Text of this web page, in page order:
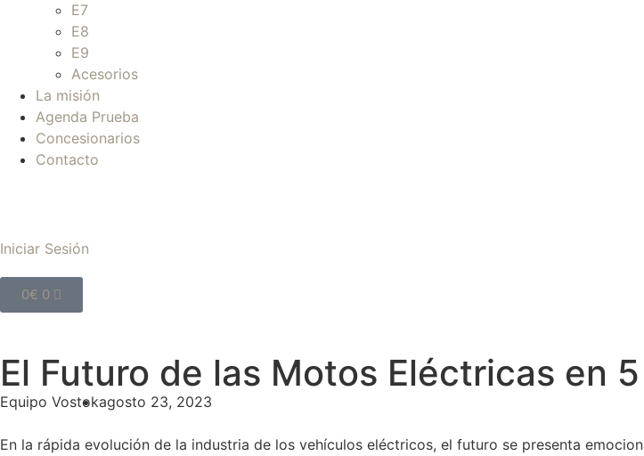
E7
E8
E9
Acesorios
La misión
Agenda Prueba
Concesionarios
Contacto
Iniciar Sesión
0€ 0
El Futuro de las Motos Eléctricas en
Equipo Vostokagosto 23, 2023
En la rápida evolución de la industria de los vehículos eléctricos, el futuro se presenta